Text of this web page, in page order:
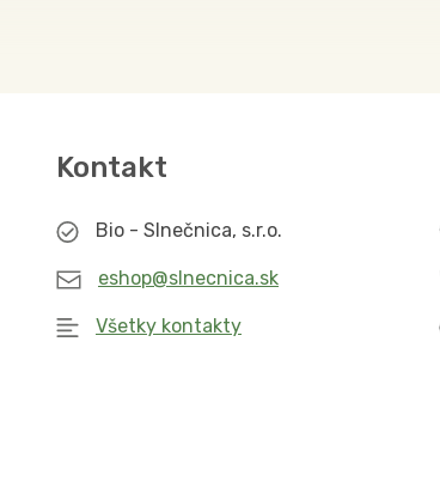
Kontakt
Bio - Slnečnica, s.r.o.
eshop@slnecnica.sk
Všetky kontakty